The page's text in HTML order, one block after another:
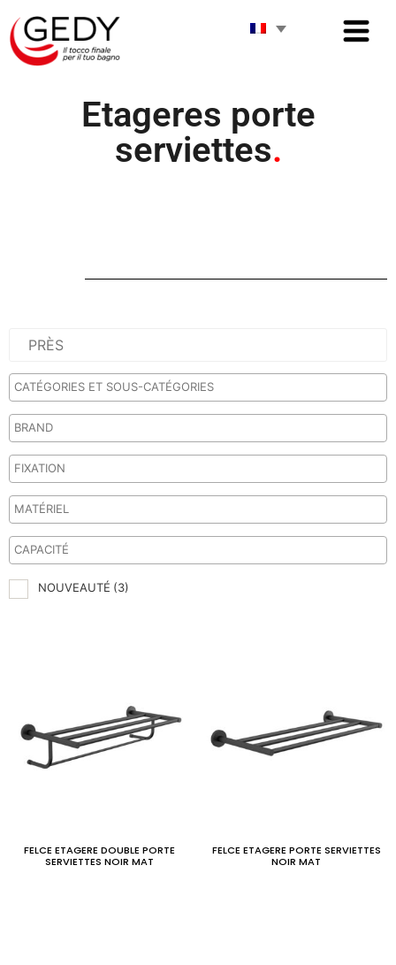
Etageres porte
serviettes.
NOUVEAUTÉ (3)
FELCE ETAGERE DOUBLE PORTE
SERVIETTES NOIR MAT
FELCE ETAGERE PORTE SERVIETTES
NOIR MAT